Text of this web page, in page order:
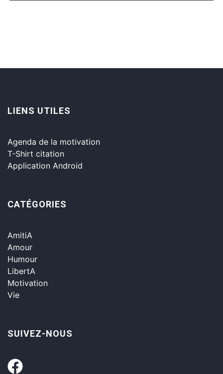
LIENS UTILES
Agenda de la motivation
T-Shirt citation
Application Android
CATÉGORIES
AmitiA
Amour
Humour
LibertA
Motivation
Vie
SUIVEZ-NOUS